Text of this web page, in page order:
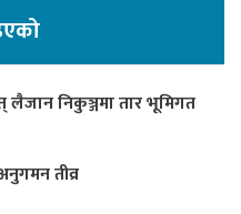
लैजान निकुञ्जमा तार भूमिगत
तीव्र